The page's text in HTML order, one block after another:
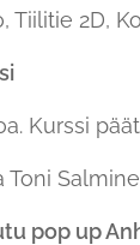
Tiilitie 2D,
Kurssi
Toni
pop up